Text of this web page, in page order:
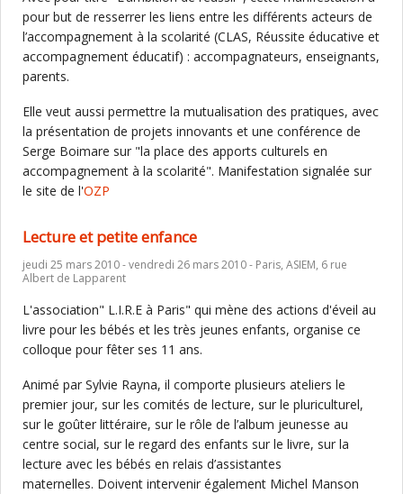
pour but de resserrer les liens entre les différents acteurs de
l’accompagnement à la scolarité (CLAS, Réussite éducative et
accompagnement éducatif) : accompagnateurs, enseignants,
parents.
Elle veut aussi permettre la mutualisation des pratiques, avec
la présentation de projets innovants et une conférence de
Serge Boimare sur "la place des apports culturels en
accompagnement à la scolarité". Manifestation signalée sur
le site de l'OZP
Lecture et petite enfance
jeudi 25 mars 2010 - vendredi 26 mars 2010 - Paris, ASIEM, 6 rue
Albert de Lapparent
L'association" L.I.R.E à Paris" qui mène des actions d'éveil au
livre pour les bébés et les très jeunes enfants, organise ce
colloque pour fêter ses 11 ans.
Animé par Sylvie Rayna, il comporte plusieurs ateliers le
premier jour, sur les comités de lecture, sur le pluriculturel,
sur le goûter littéraire, sur le rôle de l’album jeunesse au
centre social, sur le regard des enfants sur le livre, sur la
lecture avec les bébés en relais d’assistantes
maternelles. Doivent intervenir également Michel Manson